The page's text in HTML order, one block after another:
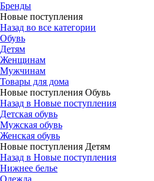
Бренды
Новые поступления
Назад во все категории
Обувь
Детям
Женщинам
Мужчинам
Товары для дома
Новые поступления Обувь
Назад в Новые поступления
Детская обувь
Мужская обувь
Женская обувь
Новые поступления Детям
Назад в Новые поступления
Нижнее белье
Одежда